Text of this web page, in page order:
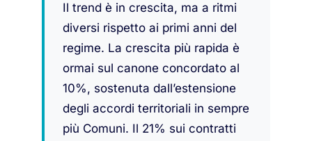
Il trend è in crescita, ma a ritmi
diversi rispetto ai primi anni del
regime. La crescita più rapida è
ormai sul canone concordato al
10%, sostenuta dall’estensione
degli accordi territoriali in sempre
più Comuni. Il 21% sui contratti